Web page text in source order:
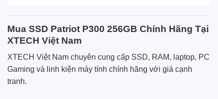
Mua SSD Patriot P300 256GB Chính Hãng Tại
XTECH Việt Nam
XTECH Việt Nam chuyên cung cấp SSD, RAM, laptop, PC
Gaming và linh kiện máy tính chính hãng với giá cạnh
tranh.